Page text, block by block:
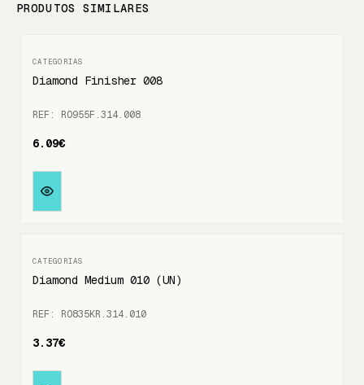
PRODUTOS SIMILARES
Diamond Finisher 008
REF: RO955F.314.008
6.09€
Diamond Medium 010 (UN)
REF: RO835KR.314.010
3.37€